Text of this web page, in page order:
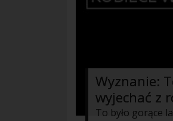
Wyznanie:
wyjechać z